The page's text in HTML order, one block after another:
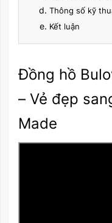
Thông số kỹ
Kết luận
Đồng hồ
– Vẻ đẹp
Made